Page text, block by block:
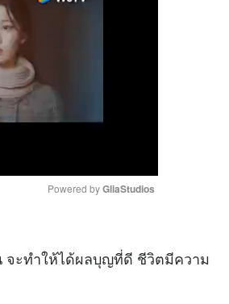
u
Powered by GliaStudios
ะทำให้ได้ผลบุญที่ดี ชีวิตมีความ